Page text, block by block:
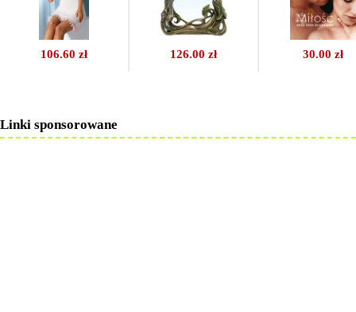
106.60 zł 126.00 zł 30.00 zł
Linki sponsorowane